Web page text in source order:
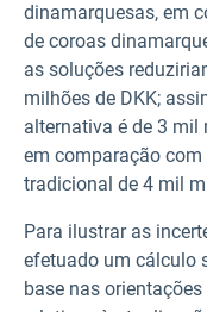
dinamarquesas, em
de coroas
as soluções
milhões de DKK;
alternativa é de 3
em comparação
tradicional de 4 mil
Para ilustrar as
efetuado um cálculo
base nas